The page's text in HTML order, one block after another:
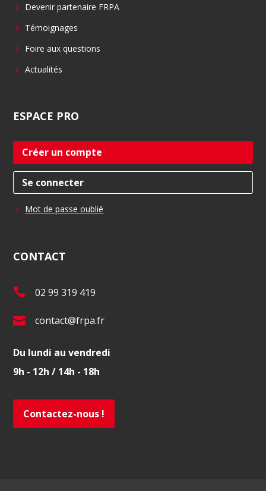
Devenir partenaire FRPA
Témoignages
Foire aux questions
Actualités
ESPACE PRO
Créer un compte
Se connecter
Mot de passe oublié
CONTACT
T
l
.
:
02 99 319 419
E
m
a
:
contact@frpa.fr
Du lundi au vendredi
9h - 12h / 14h - 18h
Contactez-nous !